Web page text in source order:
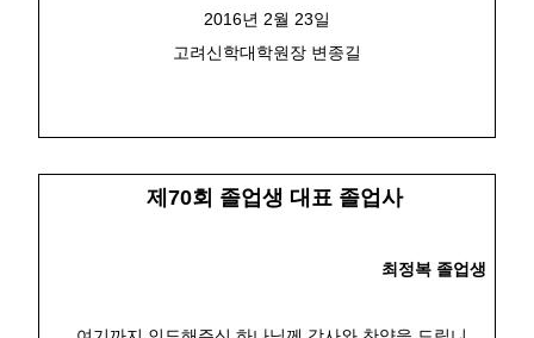
2016년 2월 23일
고려신학대학원장 변종길
제70회 졸업생 대표 졸업사
최정복 졸업생